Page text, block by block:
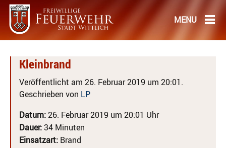
Kleinbrand
Veröffentlicht am 26. Februar 2019 um 20:01.
Geschrieben von LP
Datum:26. Februar 2019 um 20:01 Uhr
Dauer:34 Minuten
Einsatzart: Brand